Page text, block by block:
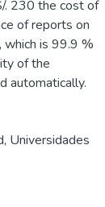
. 230 the cost of
of reports on
is 99.9 %
of the
automatically.
, Universidades